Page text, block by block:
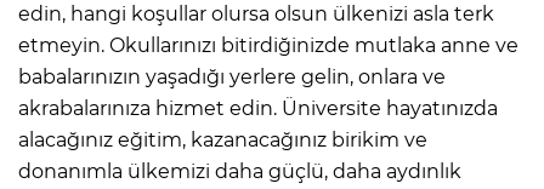
edin, hangi koşullar olursa olsun ülkenizi asla terk
etmeyin. Okullarınızı bitirdiğinizde mutlaka anne ve
babalarınızın yaşadığı yerlere gelin, onlara ve
akrabalarınıza hizmet edin. Üniversite hayatınızda
alacağınız eğitim, kazanacağınız birikim ve
donanımla ülkemizi daha güçlü, daha aydınlık